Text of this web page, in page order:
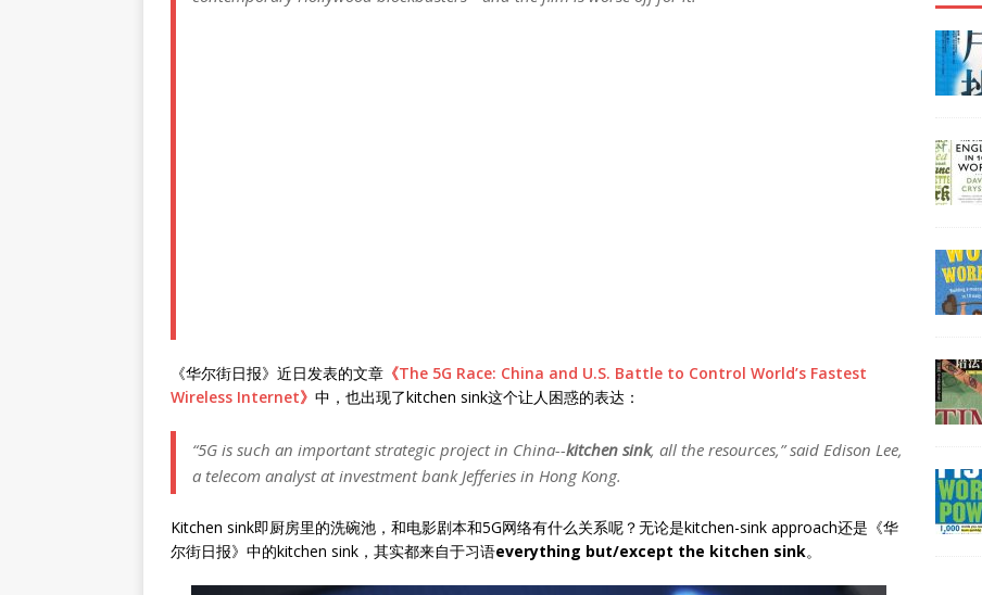
《华尔街日报》近日发表的文章 《The 5G Race: China and U.S. Battle to Control World’s Fastest
Wireless Internet》 中，也出现了kitchen sink这个让人困惑的表达：
“5G is such an important strategic project in China--kitchen sink, all the resources,” said Edison Lee,
a telecom analyst at investment bank Jefferies in Hong Kong.
Kitchen sink即厨房里的洗碗池，和电影剧本和5G网络有什么关系呢？无论是kitchen-sink approach还是《华
尔街日报》中的kitchen sink，其实都来自于习语everything but/except the kitchen sink。